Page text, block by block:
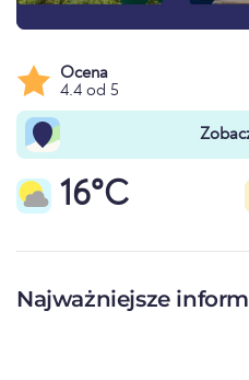
Ocena
4.4 od 5
16°C
Najważniejsze